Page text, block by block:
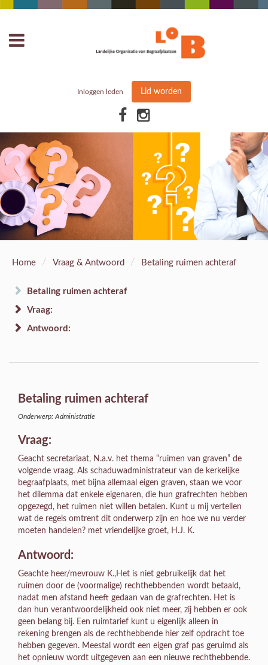
Inloggen leden Lid worden
Home / Vraag & Antwoord / Betaling ruimen achteraf
Betaling ruimen achteraf
Vraag:
Antwoord:
Betaling ruimen achteraf
Onderwerp: Administratie
Vraag:
Geacht secretariaat, N.a.v. het thema “ruimen van graven” de
volgende vraag. Als schaduwadministrateur van de kerkelijke
begraafplaats, met bijna allemaal eigen graven, staan we voor
het dilemma dat enkele eigenaren, die hun grafrechten hebben
opgezegd, het ruimen niet willen betalen. Kunt u mij vertellen
wat de regels omtrent dit onderwerp zijn en hoe we nu verder
moeten handelen? met vriendelijke groet, H.J. K.
Antwoord:
Geachte heer/mevrouw K.,Het is niet gebruikelijk dat het
ruimen door de (voormalige) rechthebbenden wordt betaald,
nadat men afstand heeft gedaan van de grafrechten. Het is
dan hun verantwoordelijkheid ook niet meer, zij hebben er ook
geen belang bij. Een ruimtarief kunt u eigenlijk alleen in
rekening brengen als de rechthebbende hier zelf opdracht toe
hebben gegeven. Meestal wordt een eigen graf pas geruimd als
het opnieuw wordt uitgegeven aan een nieuwe rechthebbende.